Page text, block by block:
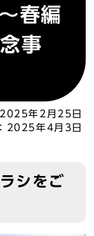
春編
事
2025年2月25日
2025年4月3日
シをご